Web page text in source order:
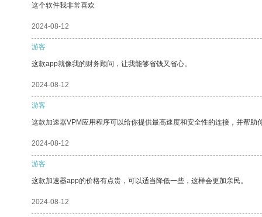
这个软件我非常喜欢
2024-08-12
游客
这款app就像我的财务顾问，让我能够省钱又省心。
2024-08-12
游客
这款加速器VPM应用程序可以给你提供最高速度和安全性的连接，并帮助
2024-08-12
游客
这款加速器app的价格有点贵，可以适当降低一些，这样会更加亲民。
2024-08-12